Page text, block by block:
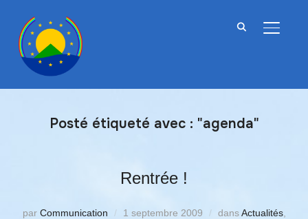
Posté étiqueté avec : "agenda"
Rentrée !
par Communication 1 septembre 2009 dansActualités,